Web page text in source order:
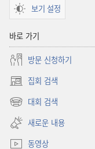
보기 설정
바로 가기
방문 신청하기
집회 검색
(새로운
창
대회 검색
(새로운
창
열기)
새로운 내용
동영상